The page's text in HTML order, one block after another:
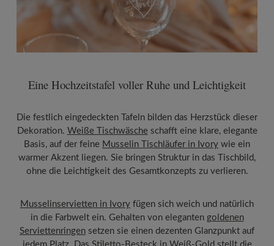
Eine Hochzeitstafel voller Ruhe und Leichtigkeit
Die festlich eingedeckten Tafeln bilden das Herzstück dieser
Dekoration. Weiße Tischwäscheschafft eine klare, elegante
Basis, auf der feine Musselin Tischläufer in Ivory wie ein
warmer Akzent liegen. Sie bringen Struktur in das Tischbild,
ohne die Leichtigkeit des Gesamtkonzepts zu verlieren.
Musselinservietten in Ivory fügen sich weich und natürlich
in die Farbwelt ein. Gehalten von eleganten goldenen
Serviettenringen setzen sie einen dezenten Glanzpunkt auf